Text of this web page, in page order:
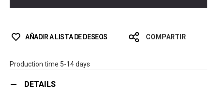
AÑADIR A LISTA DE DESEOS COMPARTIR
Production time 5-14 days
DETAILS